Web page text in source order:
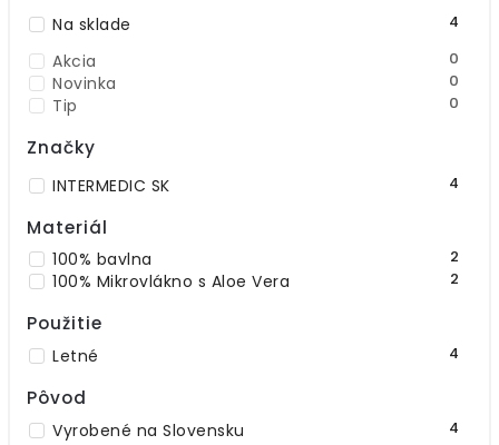
Na sklade 4
Akcia 0
Novinka 0
Tip 0
Značky
INTERMEDIC SK 4
Materiál
100% bavlna 2
100% Mikrovlákno s Aloe Vera 2
Použitie
Letné 4
Pôvod
Vyrobené na Slovensku 4